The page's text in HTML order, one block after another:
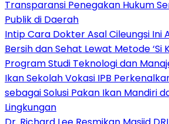
Transparansi Penegakan Hukum
Publik di Daerah
Intip Cara Dokter Asal Cileungsi Ini
Bersih dan Sehat Lewat Metode ‘Si
Program Studi Teknologi dan
Ikan Sekolah Vokasi IPB
sebagai Solusi Pakan Ikan Mandiri
Lingkungan